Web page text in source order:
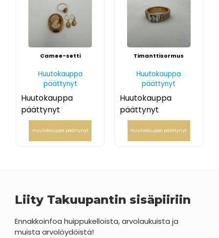
Camee-setti
Huutokauppa
päättynyt
Huutokauppa
päättynyt
Huutokauppa päättynyt
Timanttisormus
Huutokauppa
päättynyt
Huutokauppa
päättynyt
Huutokauppa päättynyt
Liity Takuupantin sisäpiiriin
Ennakkoinfoa huippukelloista, arvolaukuista ja
muista arvolöydöistä!